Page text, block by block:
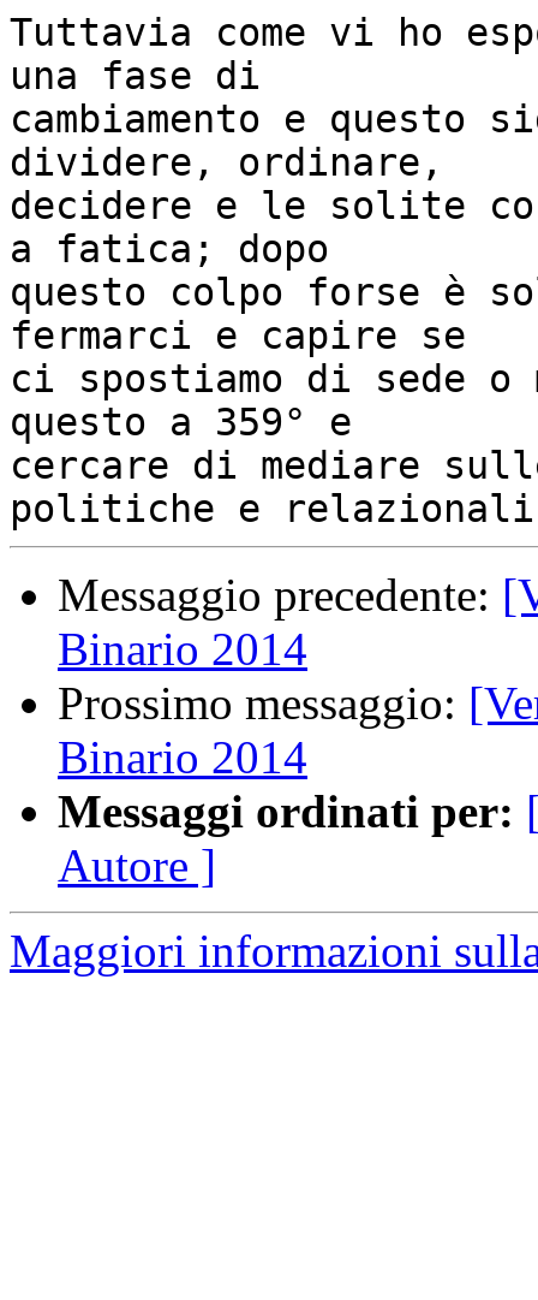
Tuttavia come vi ho
una fase di
cambiamento e
dividere, ordinare,
decidere e le solite
a fatica; dopo
questo colpo forse è
fermarci e capire se
ci spostiamo di sede o
questo a 359° e
cercare di mediare
Messaggio precedente:
Binario 2014
Prossimo messaggio:
Binario 2014
Messaggi ordinati per:
Autore ]
Maggiori informazioni